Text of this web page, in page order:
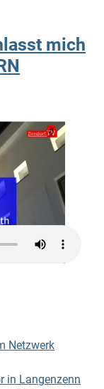
mich
Netzwerk
in Langenzenn